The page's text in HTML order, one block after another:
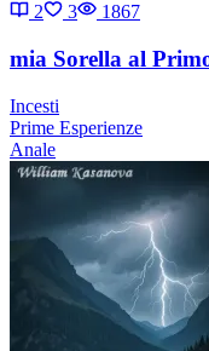
2
3 1867
mia Sorella al
Incesti
Prime Esperienze
Anale